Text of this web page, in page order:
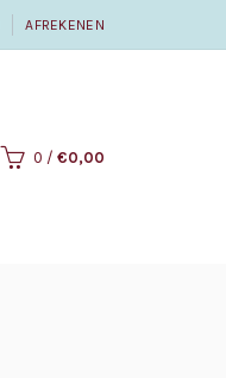
AFREKENEN
0 / €0,00